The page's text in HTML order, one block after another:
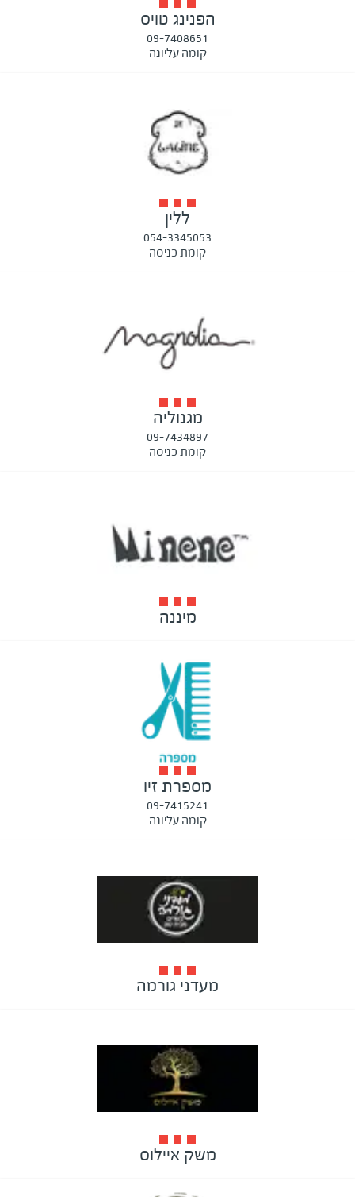
הפנינג טויס
09-7408651
קומה עליונה
ללין
054-3345053
קומת כניסה
מגנוליה
09-7434897
קומת כניסה
מיננה
מספרת זיו
09-7415241
קומה עליונה
מעדני גורמה
משק איילוס